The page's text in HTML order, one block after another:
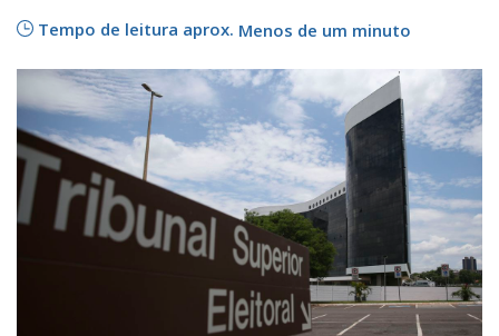
Tempo de leitura aprox. Menos de um minuto